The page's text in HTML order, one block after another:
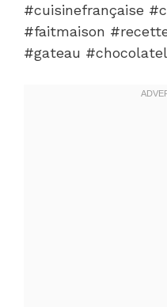
#cuisinefrançaise
#faitmaison
#gateau